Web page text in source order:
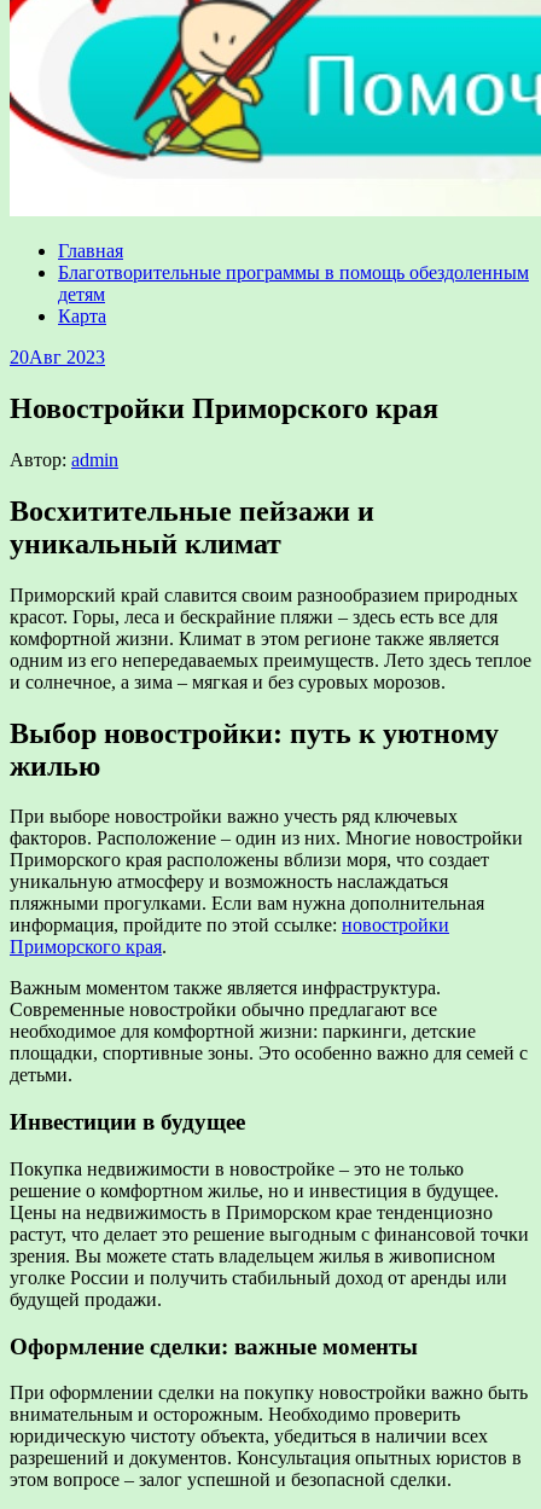
Главная
Благотворительные программы в помощь обездоленным
детям
Карта
20Авг 2023
Новостройки Приморского края
Автор: admin
Восхитительные пейзажи и
уникальный климат
Приморский край славится своим разнообразием природных
красот. Горы, леса и бескрайние пляжи – здесь есть все для
комфортной жизни. Климат в этом регионе также является
одним из его непередаваемых преимуществ. Лето здесь теплое
и солнечное, а зима – мягкая и без суровых морозов.
Выбор новостройки: путь к уютному
жилью
При выборе новостройки важно учесть ряд ключевых
факторов. Расположение – один из них. Многие новостройки
Приморского края расположены вблизи моря, что создает
уникальную атмосферу и возможность наслаждаться
пляжными прогулками. Если вам нужна дополнительная
информация, пройдите по этой ссылке: новостройки
Приморского края.
Важным моментом также является инфраструктура.
Современные новостройки обычно предлагают все
необходимое для комфортной жизни: паркинги, детские
площадки, спортивные зоны. Это особенно важно для семей с
детьми.
Инвестиции в будущее
Покупка недвижимости в новостройке – это не только
решение о комфортном жилье, но и инвестиция в будущее.
Цены на недвижимость в Приморском крае тенденциозно
растут, что делает это решение выгодным с финансовой точки
зрения. Вы можете стать владельцем жилья в живописном
уголке России и получить стабильный доход от аренды или
будущей продажи.
Оформление сделки: важные моменты
При оформлении сделки на покупку новостройки важно быть
внимательным и осторожным. Необходимо проверить
юридическую чистоту объекта, убедиться в наличии всех
разрешений и документов. Консультация опытных юристов в
этом вопросе – залог успешной и безопасной сделки.